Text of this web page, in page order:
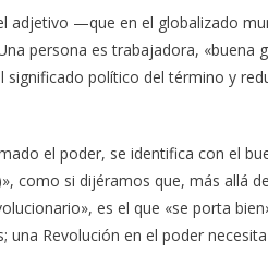
adjetivo —que en el globalizado
persona es trabajadora, «buena
político del término y
el poder, se identifica con el
como si dijéramos que, más allá
es el que «se porta
una Re­volución en el poder